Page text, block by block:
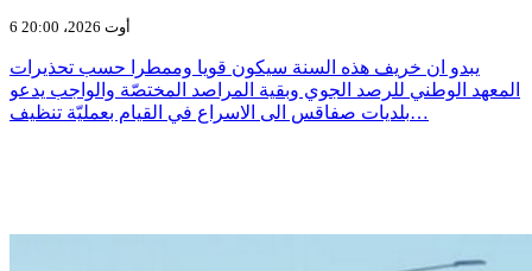
6 أوت 2026، 20:00
يبدو ان خريف هذه السنة سيكون قويا وممطرا حسب تحذيرات
المعهد الوطني للرصد الجوي وبقية المراصد المختصّة والواجب يدعو
بلديات صفاقس الى الاسراع في القيام بعمليّة تنظيف…